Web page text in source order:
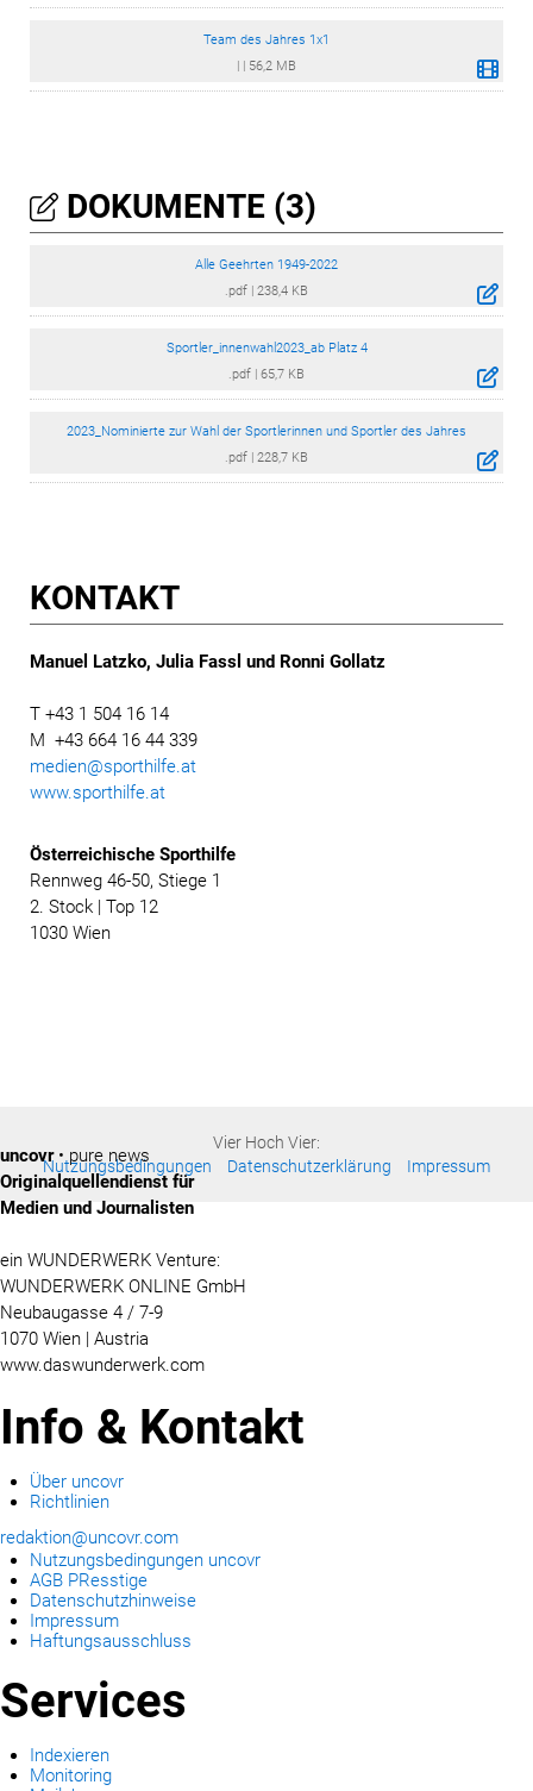
Team des Jahres 1x1
56,2 MB
DOKUMENTE (3)
Alle Geehrten 1949-2022
.pdf
238,4 KB
Sportler_innenwahl2023_ab Platz 4
.pdf
65,7 KB
2023_Nominierte zur Wahl der Sportlerinnen und Sportler des Jahres
.pdf
228,7 KB
KONTAKT
Manuel Latzko, Julia Fassl und Ronni Gollatz
T +43 1 504 16 14
M +43 664 16 44 339
medien@sporthilfe.at
www.sporthilfe.at
Österreichische Sporthilfe
Rennweg 46-50, Stiege 1
2. Stock | Top 12
1030 Wien
Vier Hoch Vier:
Nutzungsbedingungen
Datenschutzerklärung Impressum
uncovr• pure news
Originalquellendienst für
Medien und Journalisten
ein WUNDERWERK Venture:
WUNDERWERK ONLINE GmbH
Neubaugasse 4 / 7-9
1070 Wien | Austria
www.daswunderwerk.com
Info & Kontakt
Über uncovr
Richtlinien
redaktion@uncovr.com
Nutzungsbedingungen uncovr
AGB PResstige
Datenschutzhinweise
Impressum
Haftungsausschluss
Services
Indexieren
Monitoring